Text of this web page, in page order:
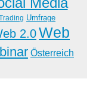
Umfrage
2.0Web
Österreich